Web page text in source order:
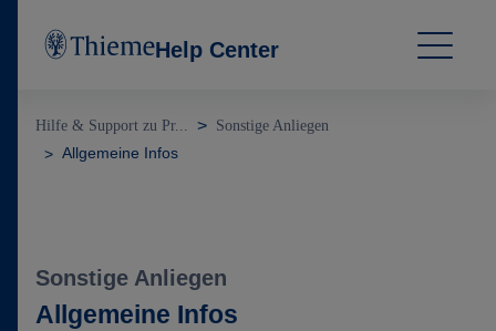
Help Center
Hilfe & Support zu Pr... Sonstige Anliegen
Allgemeine Infos
Sonstige Anliegen
Allgemeine Infos